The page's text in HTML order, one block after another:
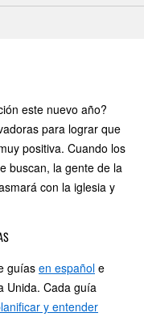
este nuevo año?
para lograr que
positiva. Cuando los
buscan, la gente de la
con la iglesia y
guías en español e
Unida. Cada guía
y entender